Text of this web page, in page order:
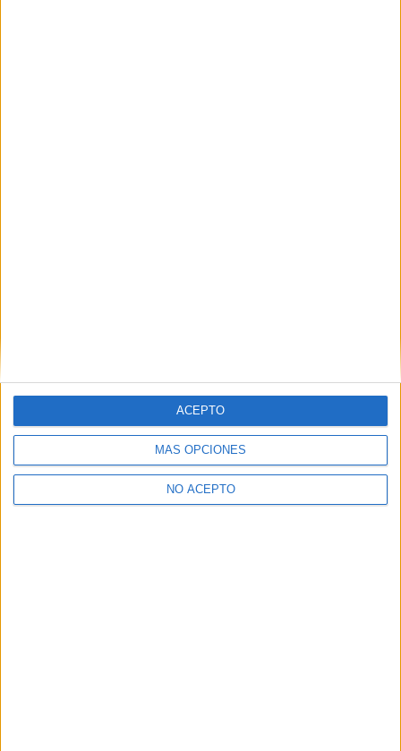
MÁS OPCIONES
NO ACEPTO
ACEPTO
Y como regalo de agradecimiento, por registrarte te daremos
gratis una copia de nuestro ebook con 100 consejos para tu
primer año de universidad